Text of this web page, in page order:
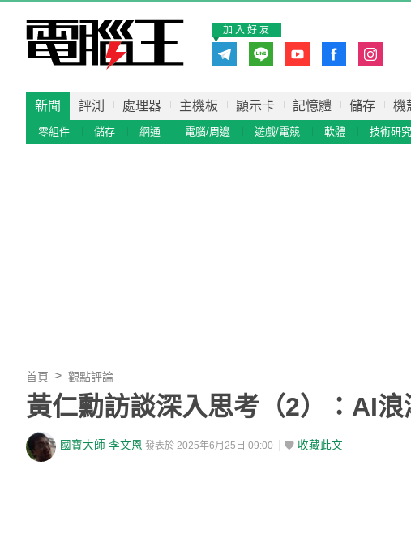
加入好友
新聞 評測 處理器 主機板 顯示卡 記憶體 儲存 機
零組件 儲存 網通 電腦/周邊 遊戲/電競 軟體 技術研究
首頁 觀點評論
黃仁勳訪談深入思考（2）：AI浪
國寶大師 李文恩 發表於 2025年6月25日 09:00 收藏此文